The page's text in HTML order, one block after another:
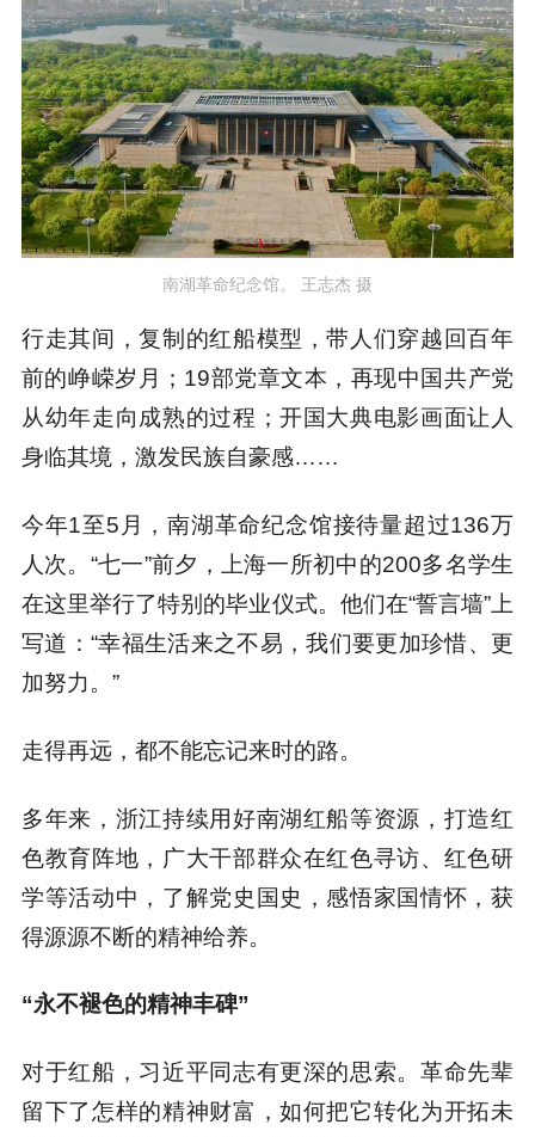
南湖革命纪念馆。 王志杰 摄
行走其间，复制的红船模型，带人们穿越回百年
前的峥嵘岁月；19部党章文本，再现中国共产党
从幼年走向成熟的过程；开国大典电影画面让人
身临其境，激发民族自豪感……
今年1至5月，南湖革命纪念馆接待量超过136万
人次。“七一”前夕，上海一所初中的200多名学生
在这里举行了特别的毕业仪式。他们在“誓言墙”上
写道：“幸福生活来之不易，我们要更加珍惜、更
加努力。”
走得再远，都不能忘记来时的路。
多年来，浙江持续用好南湖红船等资源，打造红
色教育阵地，广大干部群众在红色寻访、红色研
学等活动中，了解党史国史，感悟家国情怀，获
得源源不断的精神给养。
“永不褪色的精神丰碑”
对于红船，习近平同志有更深的思索。革命先辈
留下了怎样的精神财富，如何把它转化为开拓未